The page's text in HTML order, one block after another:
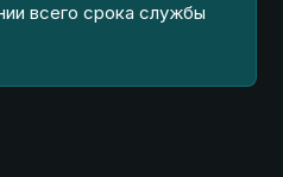
всего срока службы